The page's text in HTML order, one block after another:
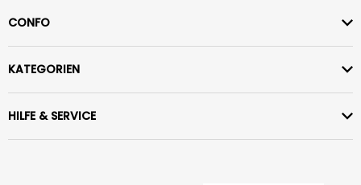
CONFO
KATEGORIEN
HILFE & SERVICE